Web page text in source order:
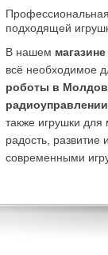
подходящей
В нашем
роботы в
радиоуправлении
также игрушки для
радость,
современными